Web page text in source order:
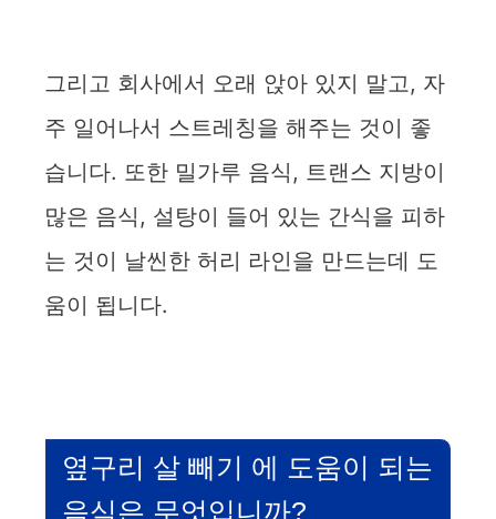
그리고 회사에서 오래 앉아 있지 말고, 자
주 일어나서 스트레칭을 해주는 것이 좋
습니다. 또한 밀가루 음식, 트랜스 지방이
많은 음식, 설탕이 들어 있는 간식을 피하
는 것이 날씬한 허리 라인을 만드는데 도
움이 됩니다.
옆구리 살 빼기 에 도움이 되는
음식은 무엇입니까?